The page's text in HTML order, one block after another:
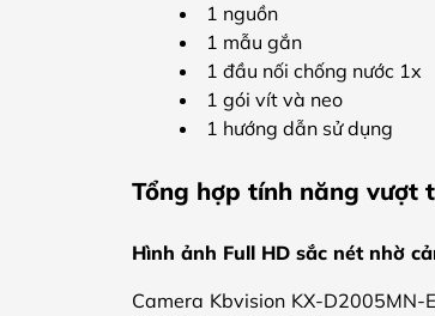
1 nguồn
1 mẫu gắn
1 đầu nối chống nước 1x
1 gói vít và neo
1 hướng dẫn sử dụng
Tổng hợp tính năng vượt
Hình ảnh Full HD sắc nét nhờ
Camera Kbvision KX-